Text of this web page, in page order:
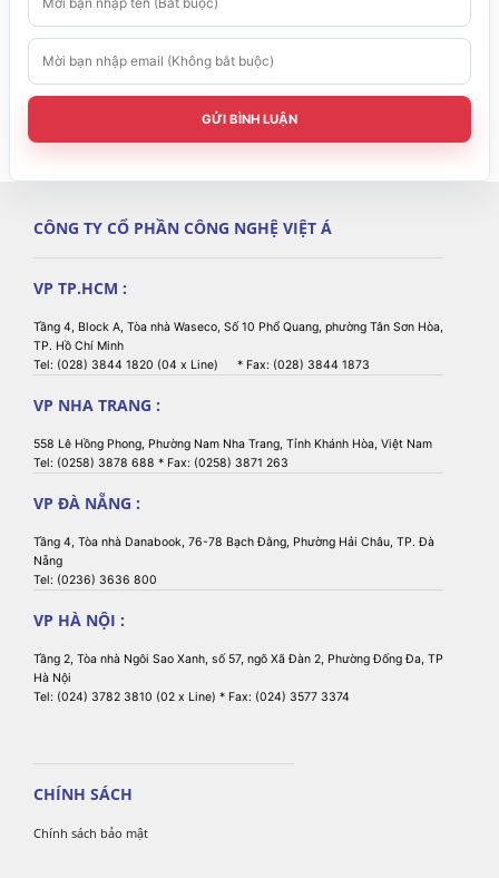
GỬI BÌNH LUẬN
CÔNG TY CỔ PHẦN CÔNG NGHỆ VIỆT Á
VP TP.HCM :
Tầng 4, Block A, Tòa nhà Waseco, Số 10 Phổ Quang, phường Tân Sơn Hòa,
TP. Hồ Chí Minh
Tel: (028) 3844 1820 (04 x Line) * Fax: (028) 3844 1873
VP NHA TRANG :
558 Lê Hồng Phong, Phường Nam Nha Trang, Tỉnh Khánh Hòa, Việt Nam
Tel: (0258) 3878 688 * Fax: (0258) 3871 263
VP ĐÀ NẴNG :
Tầng 4, Tòa nhà Danabook, 76-78 Bạch Đằng, Phường Hải Châu, TP. Đà
Nẵng
Tel: (0236) 3636 800
VP HÀ NỘI :
Tầng 2, Tòa nhà Ngôi Sao Xanh, số 57, ngõ Xã Đàn 2, Phường Đống Đa, TP
Hà Nội
Tel: (024) 3782 3810 (02 x Line) * Fax: (024) 3577 3374
CHÍNH SÁCH
Chính sách bảo mật